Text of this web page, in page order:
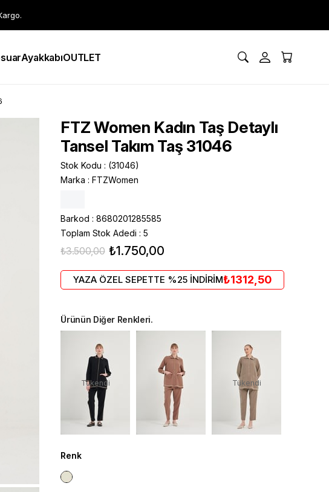
AyakkabıOUTLET
FTZ Women Kadın Taş Detaylı
Tansel Takım Taş 31046
Stok Kodu
(31046)
Marka : FTZWomen
Barkod : 8680201285585
Toplam Stok Adedi : 5
₺3.500,00 ₺1.750,00
YAZA ÖZEL SEPETTE %25 İNDİRİM₺1312,50
Ürünün Diğer Renkleri.
Tükendi Tükendi
Renk